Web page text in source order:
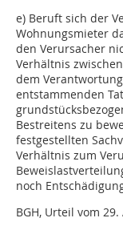
e) Beruft sich der
Wohnungsmieter
den Verursacher
Verhältnis
dem
entstammenden
Bestreitens zu
festgestellten
Verhältnis zum
noch
BGH, Urteil vom